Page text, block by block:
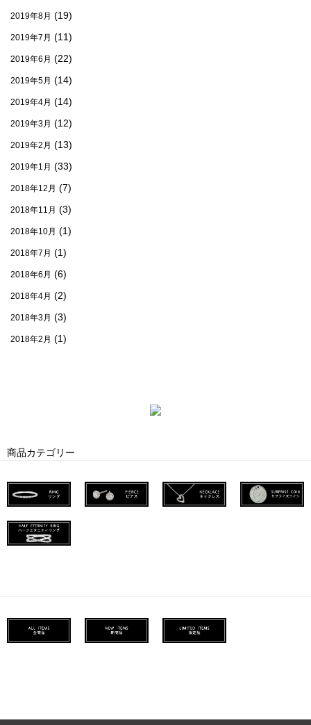
2019年8月 (19)
2019年7月 (11)
2019年6月 (22)
2019年5月 (14)
2019年4月 (14)
2019年3月 (12)
2019年2月 (13)
2019年1月 (33)
2018年12月 (7)
2018年11月 (3)
2018年10月 (1)
2018年7月 (1)
2018年6月 (6)
2018年4月 (2)
2018年3月 (3)
2018年2月 (1)
商品カテゴリー